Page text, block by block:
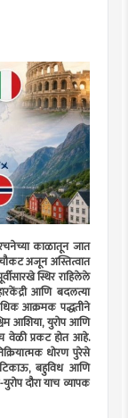
काळातून जात
अजून अस्तित्वात
स्थिर राहिलेले
आणि बदलत्या
आक्रमक पद्धतीने
आशिया, युरोप आणि
वेळी प्रकट होत आहे.
धोरण पुरेसे
टिकाऊ, बहुविध आणि
दौरा याच व्यापक